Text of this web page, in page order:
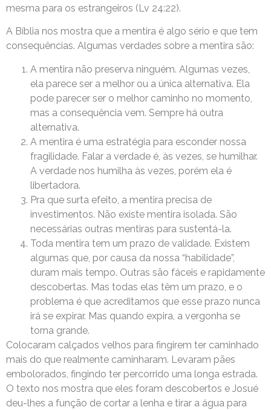
mesma para os estrangeiros (Lv 24:22).
A Bíblia nos mostra que a mentira é algo sério e que tem
consequências. Algumas verdades sobre a mentira são:
A mentira não preserva ninguém. Algumas vezes,
ela parece ser a melhor ou a única alternativa. Ela
pode parecer ser o melhor caminho no momento,
mas a consequência vem. Sempre há outra
alternativa.
A mentira é uma estratégia para esconder nossa
fragilidade. Falar a verdade é, às vezes, se humilhar.
A verdade nos humilha às vezes, porém ela é
libertadora.
Pra que surta efeito, a mentira precisa de
investimentos. Não existe mentira isolada. São
necessárias outras mentiras para sustentá-la.
Toda mentira tem um prazo de validade. Existem
algumas que, por causa da nossa “habilidade”,
duram mais tempo. Outras são fáceis e rapidamente
descobertas. Mas todas elas têm um prazo, e o
problema é que acreditamos que esse prazo nunca
irá se expirar. Mas quando expira, a vergonha se
torna grande.
Colocaram calçados velhos para fingirem ter caminhado
mais do que realmente caminharam. Levaram pães
embolorados, fingindo ter percorrido uma longa estrada.
O texto nos mostra que eles foram descobertos e Josué
deu-lhes a função de cortar a lenha e tirar a água para